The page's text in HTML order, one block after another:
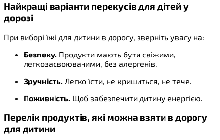
Найкращі варіанти перекусів для дітей у
дорозі
При виборі їжі для дитини в дорогу, зверніть увагу на:
Безпеку. Продукти мають бути свіжими,
легкозасвоюваними, без алергенів.
Зручність. Легко їсти, не кришиться, не тече.
Поживність. Щоб забезпечити дитину енергією.
Перелік продуктів, які можна взяти в дорогу
для дитини